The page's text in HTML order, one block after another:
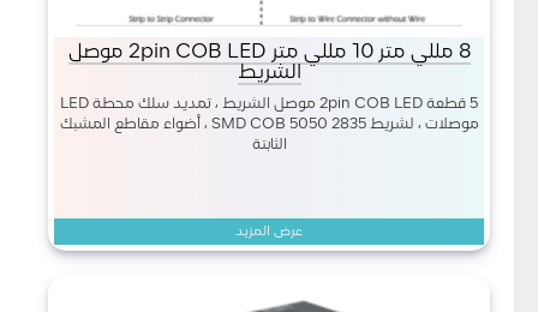
8 مللي متر 10 مللي متر 2pin COB LED موصل
الشريط
5 قطعة 2pin COB LED موصل الشريط ، تمديد سلك محطة LED
موصلات ، لشريط 2835 5050 SMD COB ، أضواء مقاطع المشبك
الثابتة
عرض المزيد